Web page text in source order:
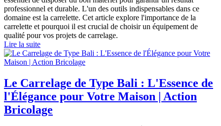
professionnel et durable. L'un des outils indispensables dans ce
domaine est la carrelette. Cet article explore l'importance de la
carrelette et pourquoi il est crucial de choisir un équipement de
qualité pour vos projets de carrelage.
Lire la suite
Le Carrelage de Type Bali : L'Essence de
l'Élégance pour Votre Maison | Action
Bricolage